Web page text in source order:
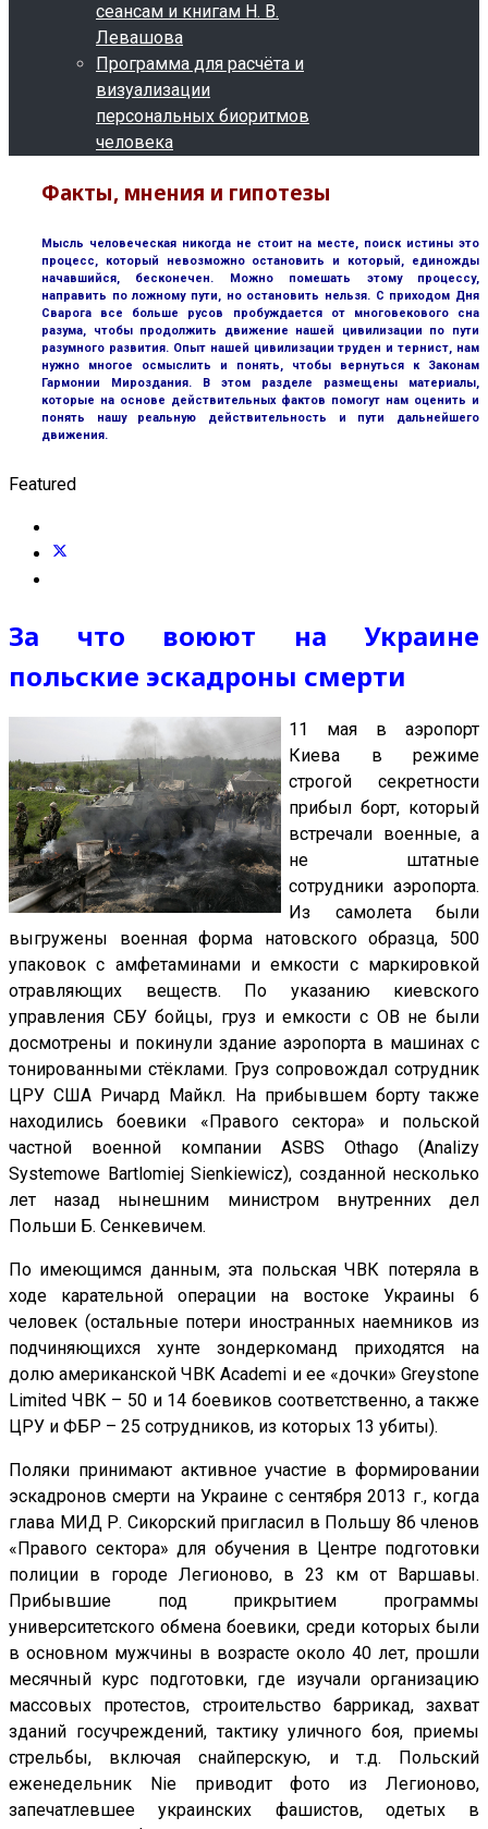
сеансам и книгам Н. В.
Левашова
Программа для расчёта и
визуализации
персональных биоритмов
человека
Факты, мнения и гипотезы
Мысль человеческая никогда не стоит на месте, поиск истины это
процесс, который невозможно остановить и который, единожды
начавшийся, бесконечен. Можно помешать этому процессу,
направить по ложному пути, но остановить нельзя. С приходом Дня
Сварога все больше русов пробуждается от многовекового сна
разума, чтобы продолжить движение нашей цивилизации по пути
разумного развития. Опыт нашей цивилизации труден и тернист, нам
нужно многое осмыслить и понять, чтобы вернуться к Законам
Гармонии Мироздания. В этом разделе размещены материалы,
которые на основе действительных фактов помогут нам оценить и
понять нашу реальную действительность и пути дальнейшего
движения.
Featured
За что воюют на Украине
польские эскадроны смерти
11 мая в аэропорт
Киева в режиме
строгой секретности
прибыл борт, который
встречали военные, а
не штатные
сотрудники аэропорта.
Из самолета были
выгружены военная форма натовского образца, 500
упаковок с амфетаминами и емкости с маркировкой
отравляющих веществ. По указанию киевского
управления СБУ бойцы, груз и емкости с ОВ не были
досмотрены и покинули здание аэропорта в машинах с
тонированными стёклами. Груз сопровождал сотрудник
ЦРУ США Ричард Майкл. На прибывшем борту также
находились боевики «Правого сектора» и польской
частной военной компании ASBS Othago (Analizy
Systemowe Bartlomiej Sienkiewicz), созданной несколько
лет назад нынешним министром внутренних дел
Польши Б. Сенкевичем.
По имеющимся данным, эта польская ЧВК потеряла в
ходе карательной операции на востоке Украины 6
человек (остальные потери иностранных наемников из
подчиняющихся хунте зондеркоманд приходятся на
долю американской ЧВК Асаdemi и ее «дочки» Greystone
Limited ЧВК – 50 и 14 боевиков соответственно, а также
ЦРУ и ФБР – 25 сотрудников, из которых 13 убиты).
Поляки принимают активное участие в формировании
эскадронов смерти на Украине с сентября 2013 г., когда
глава МИД Р. Сикорский пригласил в Польшу 86 членов
«Правого сектора» для обучения в Центре подготовки
полиции в городе Легионово, в 23 км от Варшавы.
Прибывшие под прикрытием программы
университетского обмена боевики, среди которых были
в основном мужчины в возрасте около 40 лет, прошли
месячный курс подготовки, где изучали организацию
массовых протестов, строительство баррикад, захват
зданий госучреждений, тактику уличного боя, приемы
стрельбы, включая снайперскую, и т.д. Польский
еженедельник Nie приводит фото из Легионово,
запечатлевшее украинских фашистов, одетых в